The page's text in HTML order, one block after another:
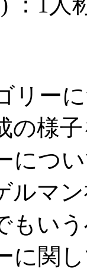
ー
の様
つい
ルマ
もい
関